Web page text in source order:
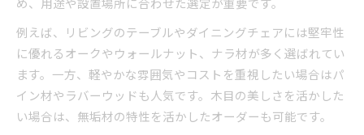
例えば、リビングのテーブルやダイニングチェアには堅牢性
に優れるオークやウォールナット、ナラ材が多く選ばれてい
ます。一方、軽やかな雰囲気やコストを重視したい場合はパ
イン材やラバーウッドも人気です。木目の美しさを活かした
い場合は、無垢材の特性を活かしたオーダーも可能です。